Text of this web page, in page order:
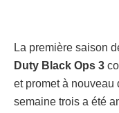
La première saison
Duty Black Ops 3
et promet à nouveau
semaine trois a été